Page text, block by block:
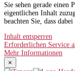
Sie sehen gerade einen
eigentlichen Inhalt
beachten Sie, dass
Inhalt entsperren
Erforderlichen Service
Mehr Informationen
×